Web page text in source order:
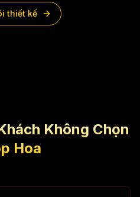
thiết kế
Không Chọn
Hoa